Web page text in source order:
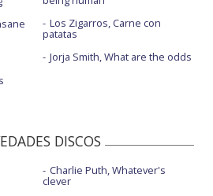
Los Zigarros, Carne con
patatas
Jorja Smith, What are the odds
DISCOS
Charlie Puth, Whatever's
clever